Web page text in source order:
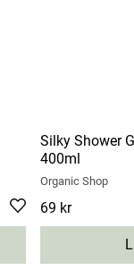
Silky Shower
400ml
Organic Shop
Pris:69 kr
69 kr